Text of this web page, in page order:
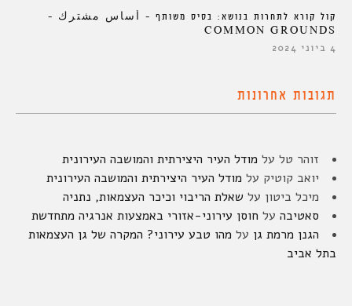
קול קורא לתחרות בנושא: בסיס משותף – أساس مشترك –
COMMON GROUNDS
4 ביוני 2024
תגובות אחרונות
זוהר טל על מודל העיר היצירתית והמושבה העירונית
יואב קוטיק על מודל העיר היצירתית והמושבה העירונית
מיכל ביטון על שאלת הריבוי וכיכר העצמאות, נתניה
סאטיבה על חוסן עירוני-אזורי באמצעות אנרגיה מתחדשת
הגנן מרמת גן על מהו טבע עירוני? המקרה של גן העצמאות
בתל אביב